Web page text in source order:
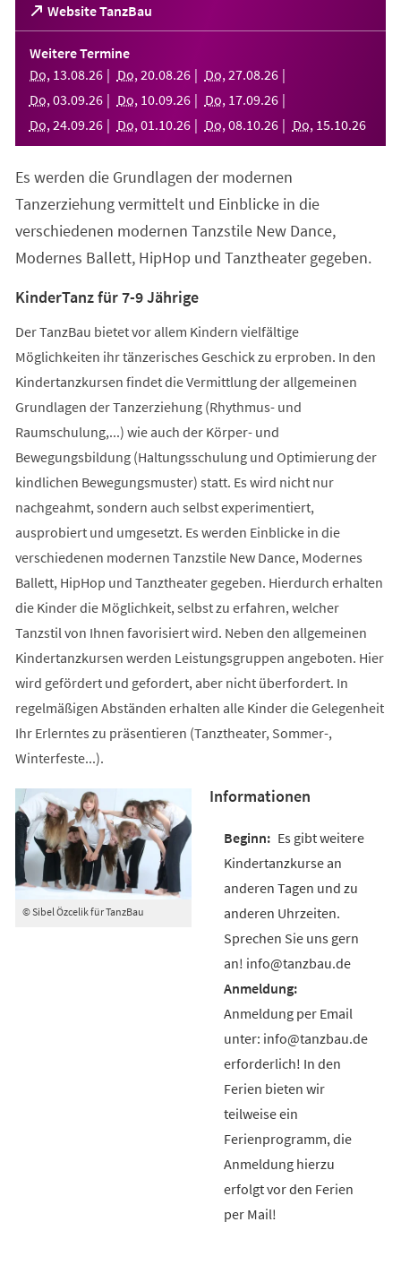
Website TanzBau
(Öffnet
in
einem
neuen
Tab)
Weitere Termine
Do, 13.08.26 Do, 20.08.26 Do, 27.08.26
Do, 03.09.26 Do, 10.09.26 Do, 17.09.26
Do, 24.09.26 Do, 01 .10.26 Do, 08.10.26 Do, 15.10.26
Es werden die Grundlagen der modernen
Tanzerziehung vermittelt und Einblicke in die
verschiedenen modernen Tanzstile New Dance,
Modernes Ballett, HipHop und Tanztheater gegeben.
KinderTanz für 7-9 Jährige
Der TanzBau bietet vor allem Kindern vielfältige
Möglichkeiten ihr tänzerisches Geschick zu erproben. In den
Kindertanzkursen findet die Vermittlung der allgemeinen
Grundlagen der Tanzerziehung (Rhythmus- und
Raumschulung,...) wie auch der Körper- und
Bewegungsbildung (Haltungsschulung und Optimierung der
kindlichen Bewegungsmuster) statt. Es wird nicht nur
nachgeahmt, sondern auch selbst experimentiert,
ausprobiert und umgesetzt. Es werden Einblicke in die
verschiedenen modernen Tanzstile New Dance, Modernes
Ballett, HipHop und Tanztheater gegeben. Hierdurch erhalten
die Kinder die Möglichkeit, selbst zu erfahren, welcher
Tanzstil von Ihnen favorisiert wird. Neben den allgemeinen
Kindertanzkursen werden Leistungsgruppen angeboten. Hier
wird gefördert und gefordert, aber nicht überfordert. In
regelmäßigen Abständen erhalten alle Kinder die Gelegenheit
Ihr Erlerntes zu präsentieren (Tanztheater, Sommer-,
Winterfeste...).
© Sibel Özcelik für TanzBau
Informationen
Es gibt weitere
Kindertanzkurse an
anderen Tagen und zu
anderen Uhrzeiten.
Sprechen Sie uns gern
an! info@tanzbau.de
Anmeldung per Email
unter: info@tanzbau.de
erforderlich! In den
Ferien bieten wir
teilweise ein
Ferienprogramm, die
Anmeldung hierzu
erfolgt vor den Ferien
per Mail!